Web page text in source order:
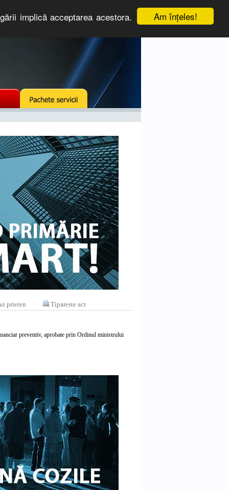
Am înţeles!
implică acceptarea acestora.
prieten Tipareste act
preventiv, aprobate prin Ordinul ministrului